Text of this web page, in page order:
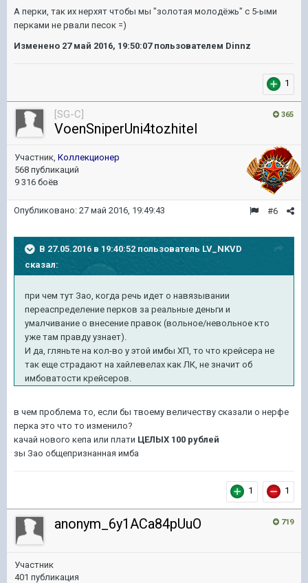
А перки, так их нерхят чтобы мы "золотая молодёжь" с 5-ыми
перками не рвали песок =)
Изменено 27 май 2016, 19:50:07пользователем Dinnz
1
365
[SG-C]
VoenSniperUni4tozhitel
Участник, Коллекционер
568 публикаций
9 316 боёв
#6
Опубликовано: 27 май 2016, 19:49:43
В 27.05.2016 в 19:40:52 пользователь LV_NKVD
сказал:
при чем тут Зао, когда речь идет о навязывании
переаспределение перков за реальные деньги и
умалчивание о внесение правок (вольное/невольное кто
уже там правду узнает).
И да, гляньте на кол-во у этой имбы ХП, то что крейсера не
так еще страдают на хайлевелах как ЛК, не значит об
имбоватости крейсеров.
в чем проблема то, если бы твоему величеству сказали о нерфе
перка это что то изменило?
качай нового кепа или плати ЦЕЛЫХ 100 рублей
зы Зао общепризнанная имба
1 1
719
anonym_6y1ACa84pUuO
Участник
401 публикация